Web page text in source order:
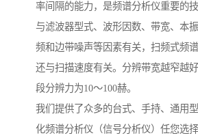
率间隔的能力，是频谱分析仪重要的
与滤波器型式、波形因数、带宽、本
频和边带噪声等因素有关，扫频式频
还与扫描速度有关。分辨带宽越窄越
段分辨力为10～100赫。
我们提供了众多的台式、手持、通用
化频谱分析仪（信号分析仪）任您选